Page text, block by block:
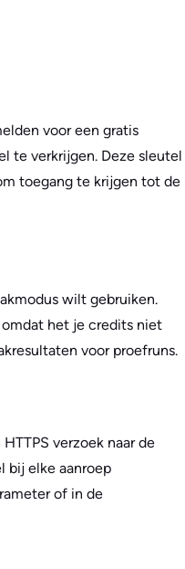
voor een gratis
te verkrijgen. Deze sleutel
toegang te krijgen tot de
wilt gebruiken.
het je credits niet
voor proefruns.
verzoek naar de
bij elke aanroep
of in de